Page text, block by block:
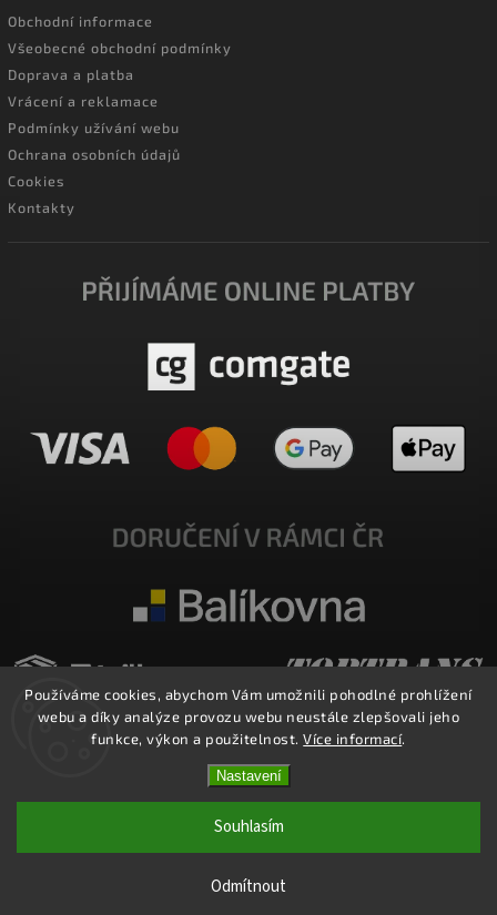
Používáme cookies, abychom Vám umožnili pohodlné prohlížení
webu a díky analýze provozu webu neustále zlepšovali jeho
funkce, výkon a použitelnost.Více informací.
Nastavení
Odmítnout
Souhlasím
Obchodní informace
Všeobecné obchodní podmínky
Doprava a platba
Vrácení a reklamace
Podmínky užívání webu
Ochrana osobních údajů
Cookies
Kontakty
E-SHOP MILATA. Všechna práva vyhrazena.
Upravit nastavení cookies